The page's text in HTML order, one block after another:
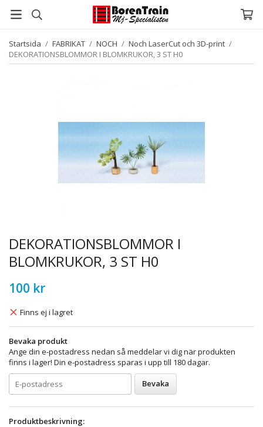
Startsida / FABRIKAT / NOCH / Noch LaserCut och 3D-print /
DEKORATIONSBLOMMOR I BLOMKRUKOR, 3 ST H0
DEKORATIONSBLOMMOR I
BLOMKRUKOR, 3 ST H0
100 kr
Finns ej i lagret
Bevaka produkt
Ange din e-postadress nedan så meddelar vi dig när produkten
finns i lager! Din e-postadress sparas i upp till 180 dagar.
Bevaka
Produktbeskrivning: